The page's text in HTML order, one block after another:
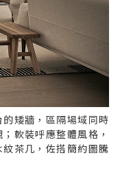
矮牆，區隔場域同時
軟裝呼應整體風格，
茶几，佐搭簡約圖騰